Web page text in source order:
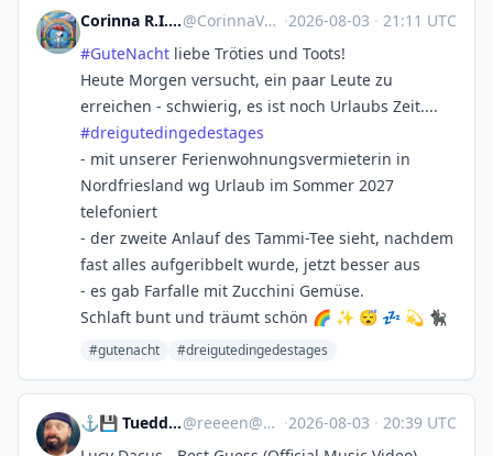
Corinna R.I.P. Natenom :nona:@CorinnaVahrenk1@troet.cafe ·2026-08-03 · 21:11 UTC
#GuteNacht liebe Tröties und Toots!
Heute Morgen versucht, ein paar Leute zu
erreichen - schwierig, es ist noch Urlaubs Zeit....
#dreigutedingedestages
- mit unserer Ferienwohnungsvermieterin in
Nordfriesland wg Urlaub im Sommer 2027
telefoniert
- der zweite Anlauf des Tammi-Tee sieht, nachdem
fast alles aufgeribbelt wurde, jetzt besser aus
- es gab Farfalle mit Zucchini Gemüse.
Schlaft bunt und träumt schön 🌈 ✨ 😴 💤 💫 🐈‍⬛
#gutenacht #dreigutedingedestages
⚓💾 Tueddelmors 💾⚓@reeeen@norden.social ·2026-08-03 · 20:39 UTC